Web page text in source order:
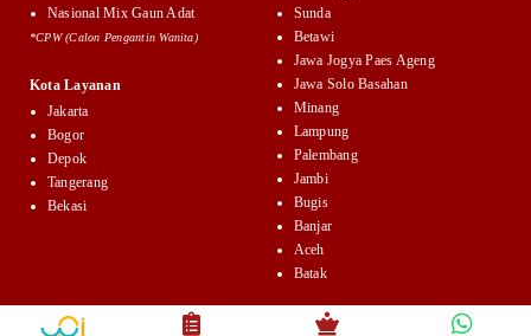
Nasional Mix Gaun Adat
*CPW (Calon Pengantin Wanita)
Kota Layanan
Jakarta
Bogor
Depok
Tangerang
Bekasi
Sunda
Betawi
Jawa Jogya Paes Ageng
Jawa Solo Basahan
Minang
Lampung
Palembang
Jambi
Bugis
Banjar
Aceh
Batak